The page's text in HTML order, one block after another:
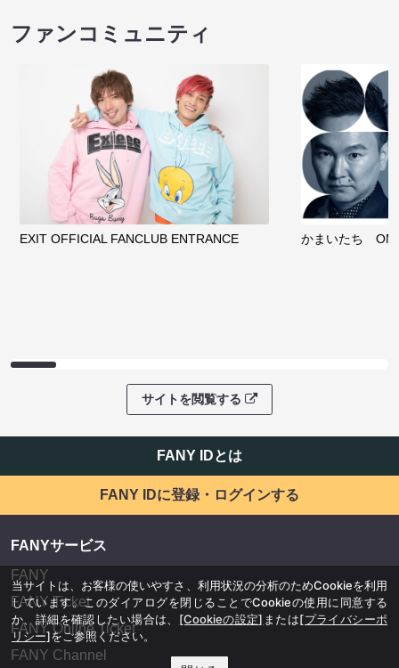
ファンコミュニティ
EXIT OFFICIAL FANCLUB ENTRANCE かまいたち
サイトを閲覧する
FANY IDとは
FANY IDに登録・ログインする
FANYサービス
FANY
FANY Ticket
FANY Online Ticket
FANY Channel
当サイトは、お客様の使いやすさ、利用状況の分析のためCookieを利用
しています。このダイアログを閉じることでCookieの使用に同意する
か、詳細を確認したい場合は、 [Cookieの設定] または[プライバシーポ
リシー]をご参照ください。